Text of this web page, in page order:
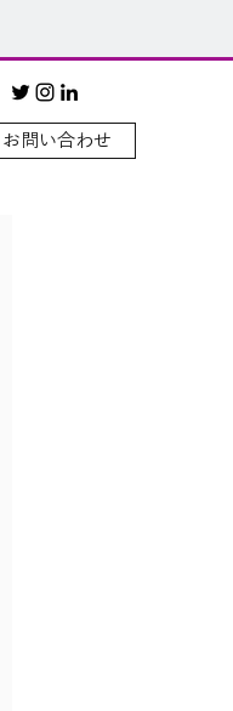
お問い合わせ